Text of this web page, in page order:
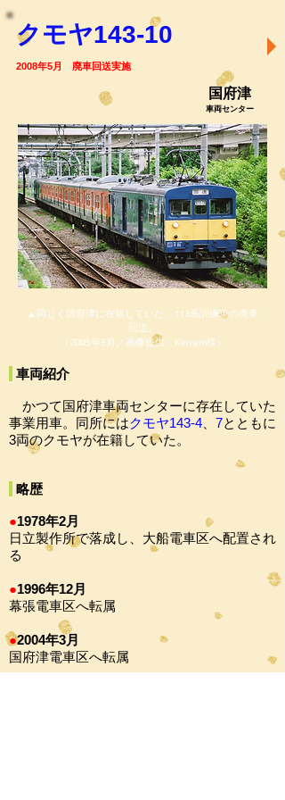
クモヤ143-10
2008年5月 廃車回送実施
国府津
車両センター
▲同じく国府津に在籍していた、113系訓練車の廃車
回送。
（2005年5月／画像提供：Kerorin様）
車両紹介
かつて国府津車両センターに存在していた
事業用車。同所にはクモヤ143-4 7とともに
3両のクモヤが在籍していた。
略歴
●1978年2月
日立製作所で落成し、大船電車区へ配置され
る
●1996年12月
幕張電車区へ転属
●2004年3月
国府津電車区へ転属